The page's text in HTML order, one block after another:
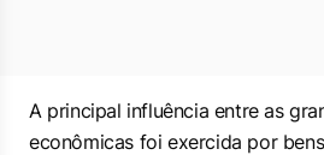
A principal influência entre as
econômicas foi exercida por